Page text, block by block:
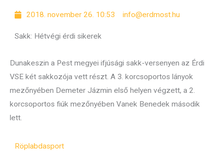
2018. november 26. 10:53 info@erdmost.hu
Sakk: Hétvégi érdi sikerek
Dunakeszin a Pest megyei ifjúsági sakk-versenyen az Érdi
VSE két sakkozója vett részt. A 3. korcsoportos lányok
mezőnyében Demeter Jázmin első helyen végzett, a 2.
korcsoportos fiúk mezőnyében Vanek Benedek második
lett.
Röplabdasport